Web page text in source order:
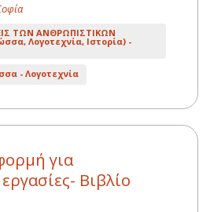
ΤΩΝ ΑΝΘΡΩΠΙΣΤΙΚΩΝ
Λογοτεχνία, Ιστορία) -
- Λογοτεχνία
για
Βιβλίο